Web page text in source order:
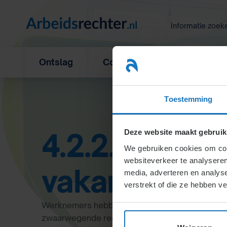
Toestemming
Deze website maakt
We gebruiken cookies om
websiteverkeer te
media, adverteren en
verstrekt of die ze hebben
Informatie
Ontslag Concurrentiebeding
4.2.2.2.
vakantie- en
Werknemers hebben recht op vakantie
zwaarwegende redenen dit belemmeren. Bij